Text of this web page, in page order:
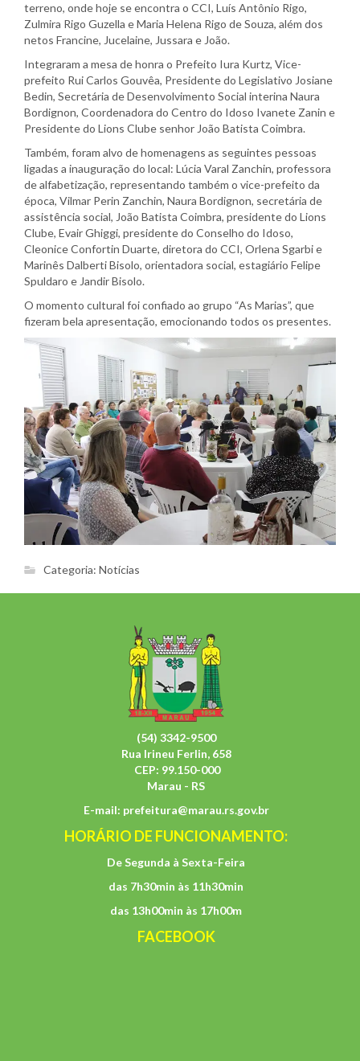
terreno, onde hoje se encontra o CCI, Luís Antônio Rigo,
Zulmira Rigo Guzella e Maria Helena Rigo de Souza, além dos
netos Francine, Jucelaine, Jussara e João.
Integraram a mesa de honra o Prefeito Iura Kurtz, Vice-
prefeito Rui Carlos Gouvêa, Presidente do Legislativo Josiane
Bedin, Secretária de Desenvolvimento Social interina Naura
Bordignon, Coordenadora do Centro do Idoso Ivanete Zanin e
Presidente do Lions Clube senhor João Batista Coimbra.
Também, foram alvo de homenagens as seguintes pessoas
ligadas a inauguração do local: Lúcia Varal Zanchin, professora
de alfabetização, representando também o vice-prefeito da
época, Vilmar Perin Zanchin, Naura Bordignon, secretária de
assistência social, João Batista Coimbra, presidente do Lions
Clube, Evair Ghiggi, presidente do Conselho do Idoso,
Cleonice Confortin Duarte, diretora do CCI, Orlena Sgarbi e
Marinês Dalberti Bisolo, orientadora social, estagiário Felipe
Spuldaro e Jandir Bisolo.
O momento cultural foi confiado ao grupo “As Marias”, que
fizeram bela apresentação, emocionando todos os presentes.
Categoria: Notícias
(54) 3342-9500
Rua Irineu Ferlin, 658
CEP: 99.150-000
Marau - RS
E-mail: prefeitura@marau.rs.gov.br
HORÁRIO DE FUNCIONAMENTO:
De Segunda à Sexta-Feira
das 7h30min às 11h30min
das 13h00min às 17h00m
FACEBOOK